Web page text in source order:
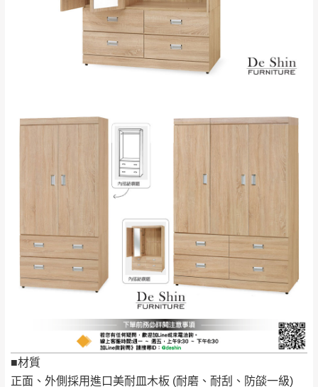
■材質
正面、外側採用進口美耐皿木板 (耐磨、耐刮、防燄一級)
＊A108產品另收運費
配送天數：5~14天
到貨時間：指定送貨日當天以電話聯絡確認
台北市、新北市地區固定每周(三)、(日)兩天收送貨
暫無配送地區
彰化、南投、雲林、嘉義、台南、高
雄、屏東、宜蘭、 花蓮、台東、金門、馬祖、澎湖地區
（可於LINE線上詢問 →@dershin）
加收說明
。
若您選擇三聯式或索取兩聯式發票，發票將於商品
完成出貨15個工作天另行寄出，另外約加上2~7個
工作天內送達，如遇國定假日將順延寄送。
公司客服人員，我們將為您更換新品，運費
皆由本站負責，所有退回及換貨之商品必須
是全新狀態且完整包裝，床墊、床包、枕頭
類產品需為未拆封狀態(請保持商品、附件、
包裝、廠商紙及所有附隨文件或資料之完整
性)，若未依照上述方式處理，恕無法接受退
貨。
由於透過電腦螢幕選購商品，可能會因個人
電腦螢幕的設定色差或解析度等因素， 與實
際商品的顏色、質感稍有不同，如因此而需
需自付來回運費及人資成本
訂購前詳加確認。(包含商品尺寸是否合適)。
訂購前請確認商品尺寸，大型物件因為人工
詳細尺寸以實品為主。